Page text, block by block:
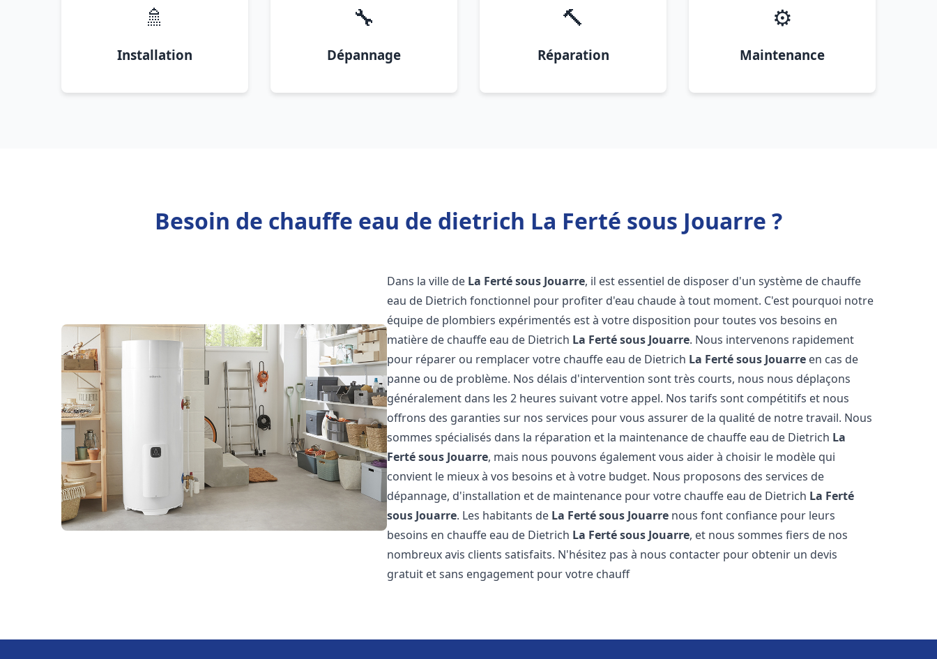
🚿
Installation
🔧
Dépannage
🔨
Réparation
⚙️
Maintenance
Besoin de chauffe eau de dietrich La Ferté sous Jouarre ?
Dans la ville de La Ferté sous Jouarre, il est essentiel de disposer d'un système de chauffe
eau de Dietrich fonctionnel pour profiter d'eau chaude à tout moment. C'est pourquoi notre
équipe de plombiers expérimentés est à votre disposition pour toutes vos besoins en
matière de chauffe eau de Dietrich La Ferté sous Jouarre. Nous intervenons rapidement
pour réparer ou remplacer votre chauffe eau de Dietrich La Ferté sous Jouarre en cas de
panne ou de problème. Nos délais d'intervention sont très courts, nous nous déplaçons
généralement dans les 2 heures suivant votre appel. Nos tarifs sont compétitifs et nous
offrons des garanties sur nos services pour vous assurer de la qualité de notre travail. Nous
sommes spécialisés dans la réparation et la maintenance de chauffe eau de Dietrich La
Ferté sous Jouarre, mais nous pouvons également vous aider à choisir le modèle qui
convient le mieux à vos besoins et à votre budget. Nous proposons des services de
dépannage, d'installation et de maintenance pour votre chauffe eau de Dietrich La Ferté
sous Jouarre. Les habitants de La Ferté sous Jouarre nous font confiance pour leurs
besoins en chauffe eau de Dietrich La Ferté sous Jouarre, et nous sommes fiers de nos
nombreux avis clients satisfaits. N'hésitez pas à nous contacter pour obtenir un devis
gratuit et sans engagement pour votre chauff